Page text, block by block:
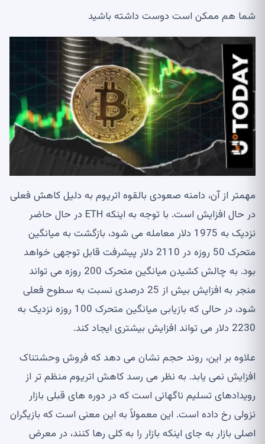
شما هم ممکن است دوست داشته باشید
مهمتر از آن، دامنه صعودی بالقوه اتریوم به دلیل کاهش فعلی
در حال افزایش است. با توجه به اینکه ETH در حال حاضر
نزدیک به 1975 دلار معامله می شود، بازگشت به میانگین
متحرک 50 روزه در 2110 دلار پیشرفت قابل توجهی خواهد
بود. به چالش کشیدن میانگین متحرک 200 روزه می تواند
منجر به افزایش بیش از 25 درصدی نسبت به سطوح فعلی
شود، در حالی که بازیابی میانگین متحرک 100 روزه نزدیک به
2230 دلار می تواند افزایش بیشتری ایجاد کند.
علاوه بر این، روند حجم نشان می دهد که فروش وحشتناک
افزایش نمی یابد. به نظر می رسد کاهش اتریوم منظم تر از
رویدادهای تسلیم ناگهانی است که در دوره های قبلی بازار
نزولی رخ داده است. این معمولاً به این معنی است که بازیگران
اصلی بازار به جای اینکه بازار را به کلی رها کنند، در معرض